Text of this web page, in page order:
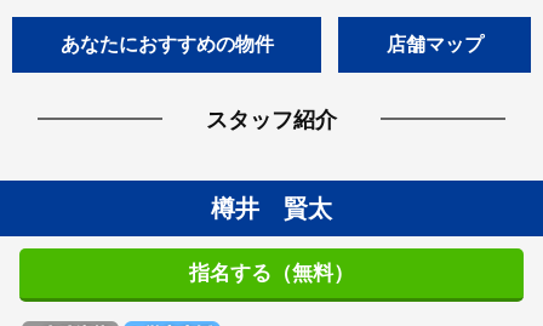
あなたにおすすめの物件 店舗マップ
スタッフ紹介
樽井 賢太
指名する（無料）